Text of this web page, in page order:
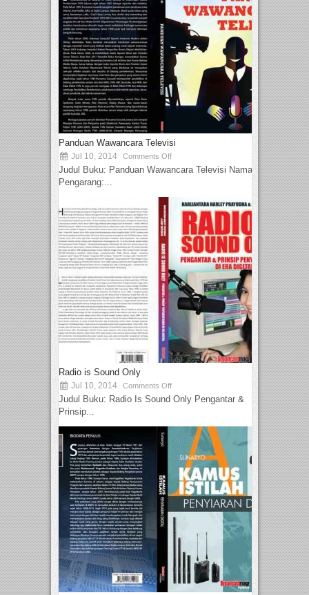
Panduan Wawancara Televisi
Jul 10, 2014 Comments Off
Judul Buku: Panduan Wawancara Televisi Nama
Pengarang:...
Radio is Sound Only
Jul 10, 2014 Comments Off
Judul Buku: Radio Is Sound Only Pengantar &
Prinsip...